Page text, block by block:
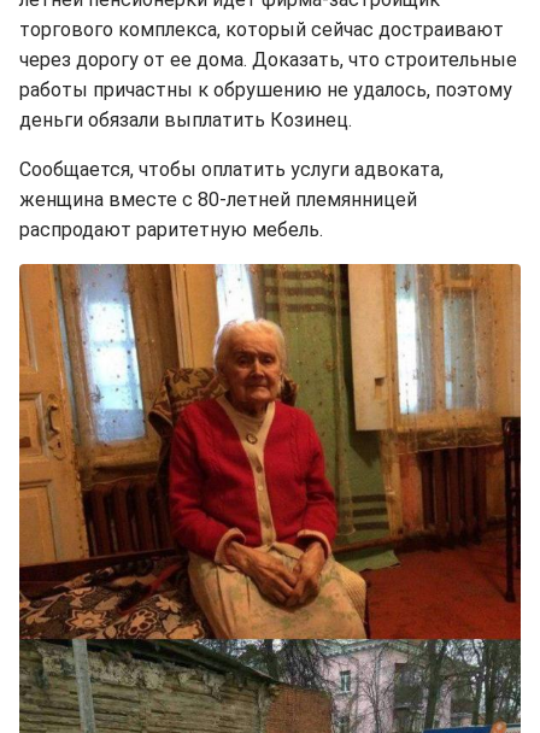
торгового комплекса, который сейчас достраивают
через дорогу от ее дома. Доказать, что строительные
работы причастны к обрушению не удалось, поэтому
деньги обязали выплатить Козинец.
Сообщается, чтобы оплатить услуги адвоката,
женщина вместе с 80-летней племянницей
распродают раритетную мебель.